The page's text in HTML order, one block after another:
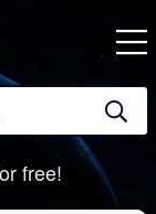
free!